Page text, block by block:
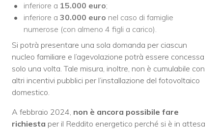
inferiore a 15.000 euro;
inferiore a 30.000 euro nel caso di famiglie
numerose (con almeno 4 figli a carico).
Si potrà presentare una sola domanda per ciascun
nucleo familiare e l’agevolazione potrà essere concessa
solo una volta. Tale misura, inoltre, non è cumulabile con
altri incentivi pubblici per l’installazione del fotovoltaico
domestico.
A febbraio 2024, non è ancora possibile fare
richiesta per il Reddito energetico perché si è in attesa